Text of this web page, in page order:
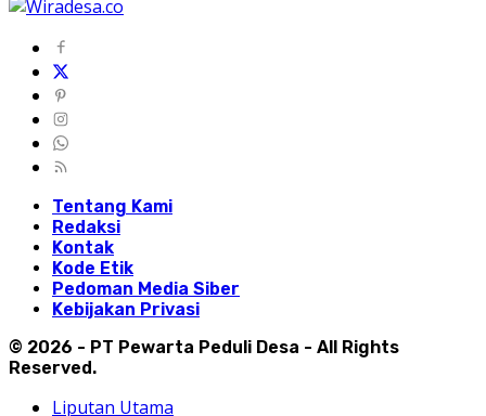
Tentang Kami
Redaksi
Kontak
Kode Etik
Pedoman Media Siber
Kebijakan Privasi
© 2026 - PT Pewarta Peduli Desa - All Rights
Reserved.
Liputan Utama